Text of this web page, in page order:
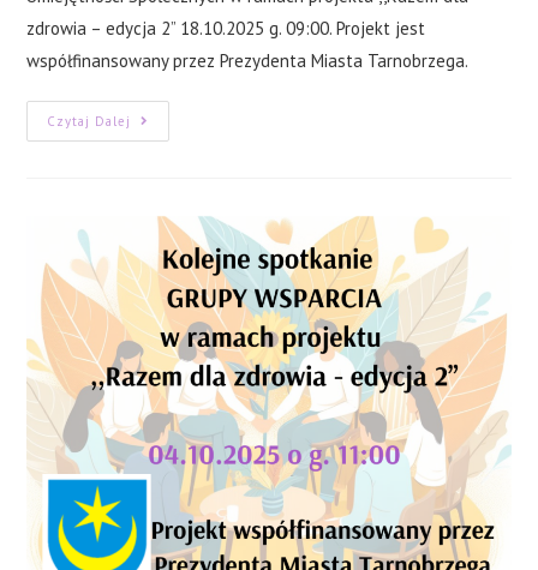
zdrowia – edycja 2” 18.10.2025 g. 09:00. Projekt jest
współfinansowany przez Prezydenta Miasta Tarnobrzega.
Czytaj Dalej Spotkanie
Grupy
Ramach
Projektu
,,Razem
Dla
Zdrowia
–
Edycja
2”
18.10.2025
G.
09:00.